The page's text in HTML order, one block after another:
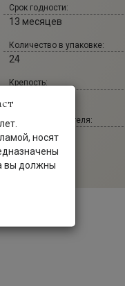
Срок годности:
13 месяцев
Количество в упаковке:
24
Крепость:
Сайт производителя:
belhaven.co.uk
носят
вы должны